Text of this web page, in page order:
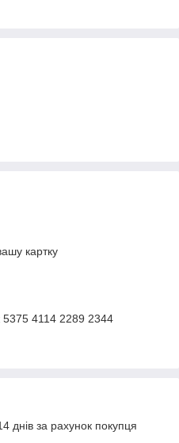
картку
4114 2289 2344
днів за рахунок покупця